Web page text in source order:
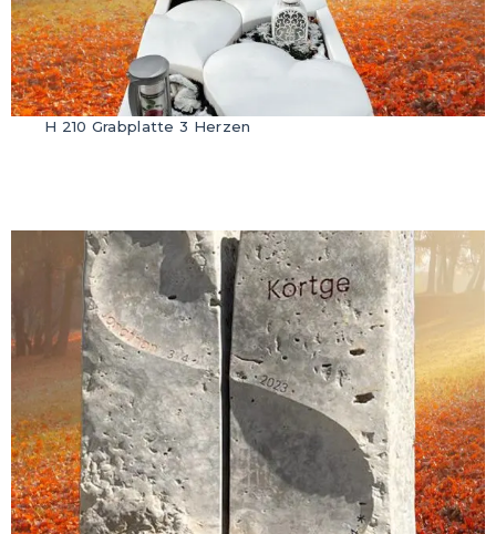
H 210 Grabplatte 3 Herzen